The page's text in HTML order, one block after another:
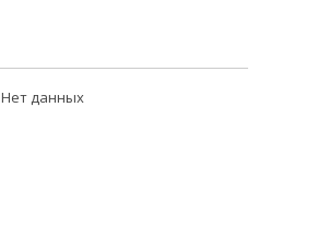
Нет данных